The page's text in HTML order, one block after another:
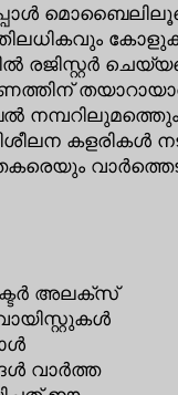
രജിസ്റ്റര്‍
കളരികള്‍
അലക്സ്
വാര്‍ത്ത